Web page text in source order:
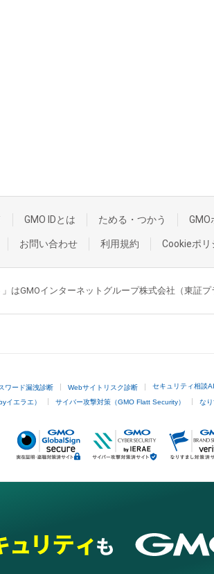
GMO IDとは ためる・つかう GMO
お問い合わせ 利用規約 Cookieポリ
」はGMOインターネットグループ株式会社（東証
ワード漏洩診断 Webサイトリスク診断 セキュリティ相談
イエラエ） サイバー攻撃対策（GMO Flatt Security） な